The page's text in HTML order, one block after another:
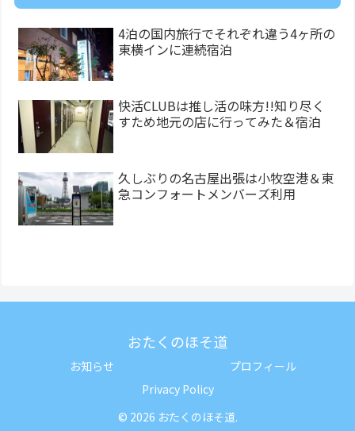
4泊の国内旅行でそれぞれ違う4ヶ所の
東横インに連続宿泊
快活CLUBは推し活の味方!!知り尽く
すため地元の店に行ってみた＆宿泊
久しぶりの名古屋出張は小牧空港＆東
急コンフォートメンバーズ利用
おたくのほそ道
お知らせ
プロフィール
Privacy Policy
© 2026 おたくのほそ道.